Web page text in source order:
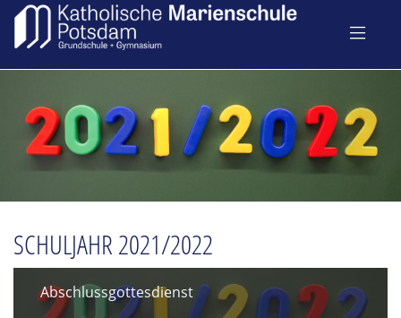
SCHULJAHR 2021/2022
Abschlussgottesdienst